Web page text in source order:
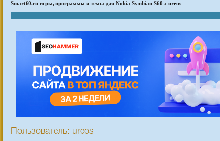
Smart60.ru игры, программы и темы для Nokia Symbian S60 » ureos
Пользователь: ureos